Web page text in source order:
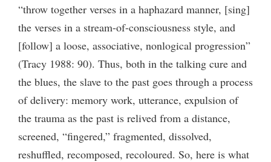
“throw together verses in a haphazard manner, [sing]
the verses in a stream-of-consciousness style, and
[follow] a loose, associative, nonlogical progression”
(Tracy 1988: 90). Thus, both in the talking cure and
the blues, the slave to the past goes through a process
of delivery: memory work, utterance, expulsion of
the trauma as the past is relived from a distance,
screened, “fingered,” fragmented, dissolved,
reshuffled, recomposed, recoloured. So, here is what